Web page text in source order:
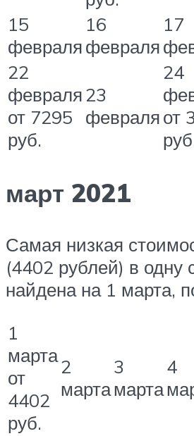
15
февраля
16
февраля
17
22
февраля
от 7295
руб.
23
февраля
24
от
март 2021
Самая низкая
(4402 рублей) в одну
найдена на 1 марта,
1
марта
от
4402
руб.
2
марта
3
марта
4